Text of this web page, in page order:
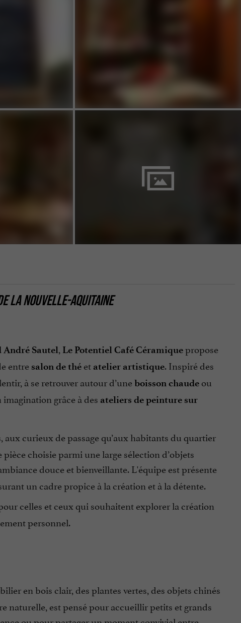
LA NOUVELLE-AQUITAINE
Sautel Le Potentiel Café Céramiquepropose
entre salon de théet atelier artistique. Inspiré des
à se retrouver autour d’uneboisson chaudeou
grâce à des ateliers de peinture sur
aux curieux de passage qu’aux habitants du quartier
choisie parmi une large sélection d’objets
douce et bienveillante. L'équipe est présente
un cadre propice à la création et à la détente.
celles et ceux qui souhaitent explorer la création
personnel.
en bois clair, des plantes vertes, des objets chinés
naturelle, est pensé pour accueillir petits et grands